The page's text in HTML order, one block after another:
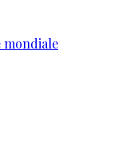
mondiale